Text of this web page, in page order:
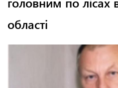
області